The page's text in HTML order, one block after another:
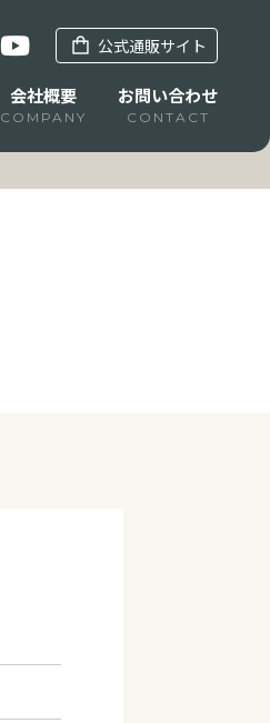
公式通販サイト
会社概要
COMPANY
お問い合わせ
CONTACT